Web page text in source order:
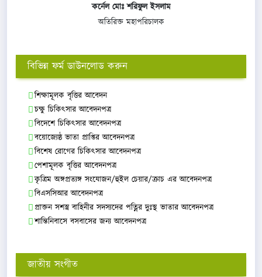
কর্নেল মোঃ শরিফুল ইসলাম
অতিরিক্ত মহাপরিচালক
বিভিন্ন ফর্ম ডাউনলোড করুন
শিক্ষামূলক বৃত্তির আবেদন
চক্ষু চিকিৎসার আবেদনপত্র
বিদেশে চিকিৎসার আবেদনপত্র
বয়োজ্যেষ্ঠ ভাতা প্রাপ্তির আবেদনপত্র
বিশেষ রোগের চিকিৎসার আবেদনপত্র
পেশামূলক বৃত্তির আবেদনপত্র
কৃত্রিম অঙ্গপ্রত্যঙ্গ সংযোজন/হুইল চেয়ার/ক্রাচ এর আবেদনপত্র
বিএসসিআর আবেদনপত্র
প্রাক্তন সশস্ত্র বাহিনীর সদস্যদের পত্নির দুঃস্থ ভাতার আবেদনপত্র
শান্তিনিবাসে বসবাসের জন্য আবেদনপত্র
জাতীয় সংগীত